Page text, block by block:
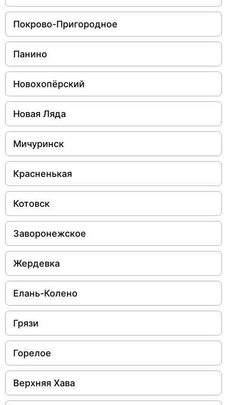
Покрово-Пригородное
Панино
Новохопёрский
Новая Ляда
Мичуринск
Красненькая
Котовск
Заворонежское
Жердевка
Елань-Колено
Грязи
Горелое
Верхняя Хава